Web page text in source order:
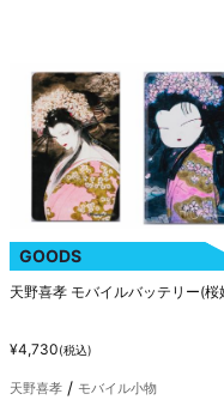
GOODS
天野喜孝 モバイルバッテリー(桜
¥4,730(税込)
天野喜孝 モバイル小物